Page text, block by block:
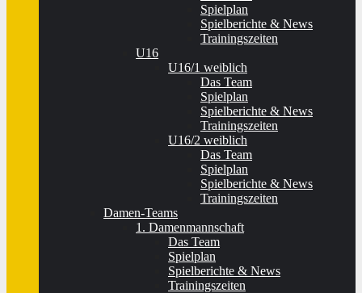
Spielplan
Spielberichte & News
Trainingszeiten
U16
U16/1 weiblich
Das Team
Spielplan
Spielberichte & News
Trainingszeiten
U16/2 weiblich
Das Team
Spielplan
Spielberichte & News
Trainingszeiten
Damen-Teams
1. Damenmannschaft
Das Team
Spielplan
Spielberichte & News
Trainingszeiten